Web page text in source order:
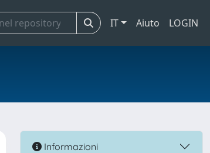
IT Aiuto LOGIN
Informazioni